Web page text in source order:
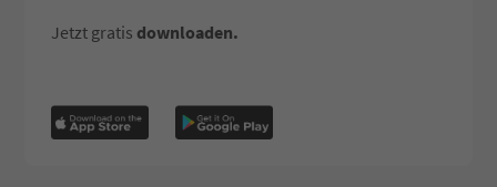
Jetzt gratis downloaden.